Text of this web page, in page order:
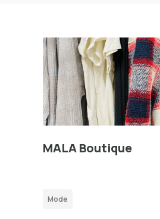
MALA Boutique
Mode